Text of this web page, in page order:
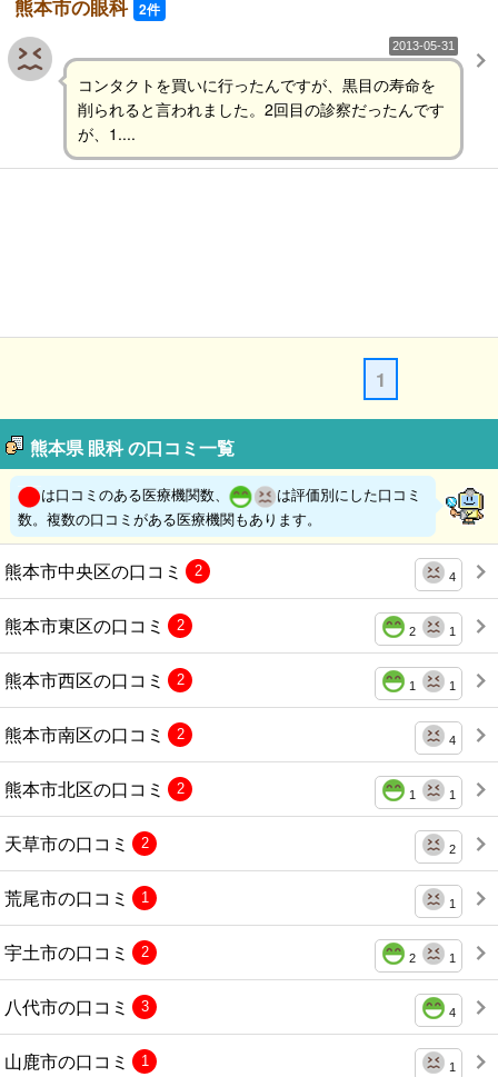
熊本市の眼科 2件
2013-05-31
コンタクトを買いに行ったんですが、黒目の寿命を
削られると言われました。2回目の診察だったんです
が、1....
1
熊本県 眼科 の口コミ一覧
は口コミのある医療機関数、
は評価別にした口コミ
数。複数の口コミがある医療機関もあります。
熊本市中央区の口コミ 4
2
熊本市東区の口コミ 2 1
2
熊本市西区の口コミ 1 1
2
熊本市南区の口コミ 4
2
熊本市北区の口コミ 1 1
2
天草市の口コミ 2
2
荒尾市の口コミ 1
1
宇土市の口コミ 2 1
2
八代市の口コミ 4
3
山鹿市の口コミ 1
1